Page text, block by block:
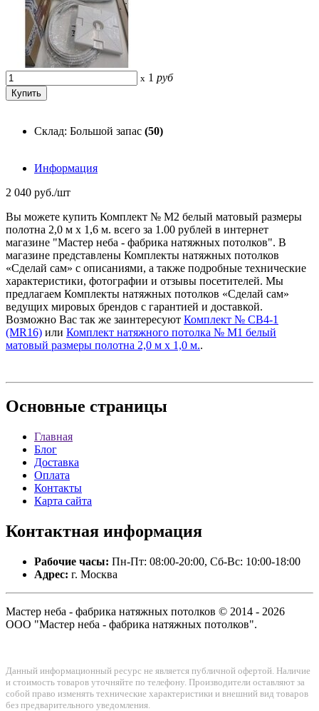
x 1 руб
Склад: Большой запас (50)
Информация
2 040 руб./шт
Вы можете купить Комплект № М2 белый матовый размеры
полотна 2,0 м х 1,6 м. всего за 1.00 рублей в интернет
магазине "Мастер неба - фабрика натяжных потолков". В
магазине представлены Комплекты натяжных потолков
«Сделай сам» с описаниями, а также подробные технические
характеристики, фотографии и отзывы посетителей. Мы
предлагаем Комплекты натяжных потолков «Сделай сам»
ведущих мировых брендов с гарантией и доставкой.
Возможно Вас так же заинтересуют Комплект № СВ4-1
(MR16) или Комплект натяжного потолка № М1 белый
матовый размеры полотна 2,0 м х 1,0 м..
Основные страницы
Главная
Блог
Доставка
Оплата
Контакты
Карта сайта
Контактная информация
Рабочие часы: Пн-Пт: 08:00-20:00, Сб-Вс: 10:00-18:00
Адрес: г. Москва
Мастер неба - фабрика натяжных потолков © 2014 - 2026
ООО "Мастер неба - фабрика натяжных потолков".
Данный информационный ресурс не является публичной офертой. Наличие
и стоимость товаров уточняйте по телефону. Производители оставляют за
собой право изменять технические характеристики и внешний вид товаров
без предварительного уведомления.